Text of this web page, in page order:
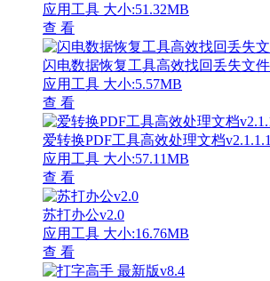
应用工具 大小:51.32MB
查 看
闪电数据恢复工具高效找回丢失文件
应用工具 大小:5.57MB
查 看
爱转换PDF工具高效处理文档
应用工具 大小:57.11MB
查 看
苏打办公v2.0
应用工具 大小:16.76MB
查 看